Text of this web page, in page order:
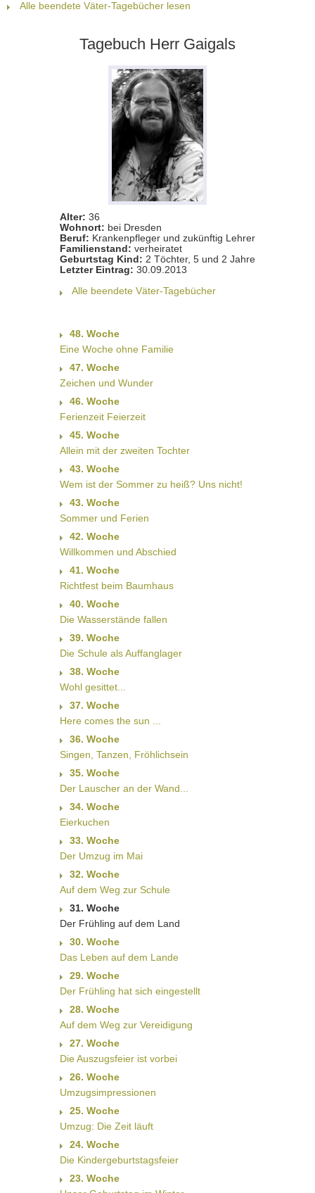
Alle beendete Väter-Tagebücher lesen
Tagebuch Herr Gaigals
Alter: 36
Wohnort: bei Dresden
Beruf: Krankenpfleger und zukünftig Lehrer
Familienstand: verheiratet
Geburtstag Kind: 2 Töchter, 5 und 2 Jahre
Letzter Eintrag: 30.09.2013
Alle beendete Väter-Tagebücher
48. Woche
Eine Woche ohne Familie
47. Woche
Zeichen und Wunder
46. Woche
Ferienzeit Feierzeit
45. Woche
Allein mit der zweiten Tochter
43. Woche
Wem ist der Sommer zu heiß? Uns nicht!
43. Woche
Sommer und Ferien
42. Woche
Willkommen und Abschied
41. Woche
Richtfest beim Baumhaus
40. Woche
Die Wasserstände fallen
39. Woche
Die Schule als Auffanglager
38. Woche
Wohl gesittet...
37. Woche
Here comes the sun ...
36. Woche
Singen, Tanzen, Fröhlichsein
35. Woche
Der Lauscher an der Wand...
34. Woche
Eierkuchen
33. Woche
Der Umzug im Mai
32. Woche
Auf dem Weg zur Schule
31. Woche
Der Frühling auf dem Land
30. Woche
Das Leben auf dem Lande
29. Woche
Der Frühling hat sich eingestellt
28. Woche
Auf dem Weg zur Vereidigung
27. Woche
Die Auszugsfeier ist vorbei
26. Woche
Umzugsimpressionen
25. Woche
Umzug: Die Zeit läuft
24. Woche
Die Kindergeburtstagsfeier
23. Woche